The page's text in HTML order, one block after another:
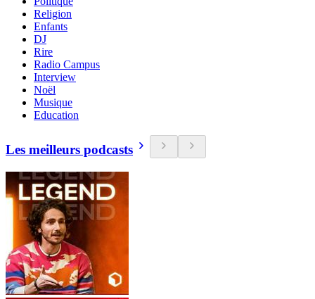
Religion
Enfants
DJ
Rire
Radio Campus
Interview
Noël
Musique
Education
Les meilleurs podcasts